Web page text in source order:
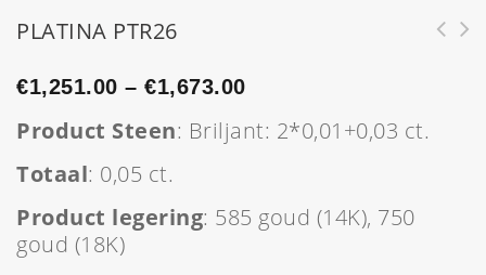
PLATINA PTR26
€1,251.00 – €1,673.00
Product Steen: Briljant: 2*0,01+0,03 ct.
Totaal: 0,05 ct.
Product legering: 585 goud (14K), 750
goud (18K)